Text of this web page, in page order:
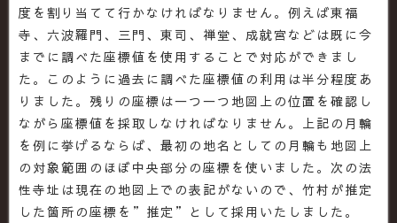
度を割り当てて行かなければなりません。例えば東福
寺、六波羅門、三門、東司、禅堂、成就宮などは既に今
までに調べた座標値を使用することで対応ができまし
た。このように過去に調べた座標値の利用は半分程度あ
りました。残りの座標は一つ一つ地図上の位置を確認し
ながら座標値を採取しなければなりません。上記の月輪
を例に挙げるならば、最初の地名としての月輪も地図上
の対象範囲のほぼ中央部分の座標を使いました。次の法
性寺址は現在の地図上での表記がないので、竹村が推定
した箇所の座標を”推定”として採用いたしました。